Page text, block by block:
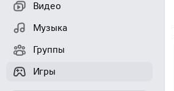
Видео
Музыка
Группы
Игры